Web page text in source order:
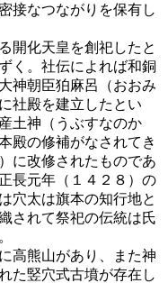
接なつながりを保有し
開化天皇を創祀したと
く。社伝によれば和銅
神朝臣狛麻呂（おおみ
社殿を建立したとい
土神（うぶすなのか
殿の修補がなされてき
に改修されたものであ
長元年（１４２８）の
穴太は旗本の知行地と
されて祭祀の伝統は氏
高熊山があり、また神
た竪穴式古墳が存在し